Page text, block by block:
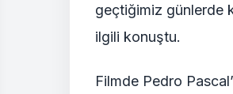
geçtiğimiz günlerde
ilgili konuştu.
Filmde Pedro